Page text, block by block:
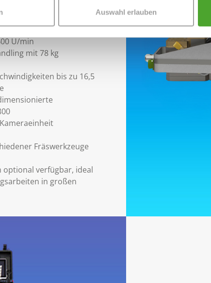
Auswahl erlauben
mit 140 bar und
U/min
mit 78 kg
bis zu 16,5
Fräswerkzeuge
optional verfügbar, ideal
in großen